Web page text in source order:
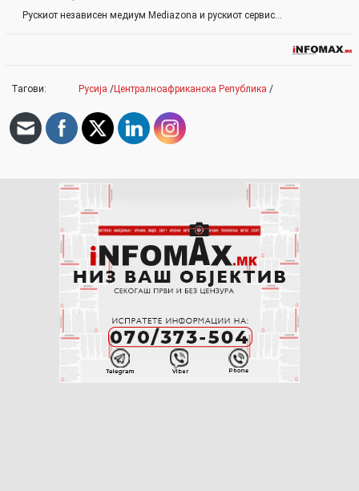
Рускиот независен медиум Mediazona и рускиот сервис…
Тагови: Русија /Централноафриканска Република /